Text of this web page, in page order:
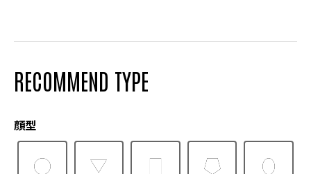
RECOMMEND TYPE
顔型